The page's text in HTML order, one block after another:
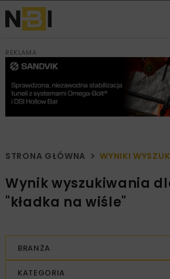
REKLAMA
STRONA GŁÓWNA WYNIKI
Wynik wyszukiwania
"kładka na wiśle"
BRANŻA
KATEGORIA